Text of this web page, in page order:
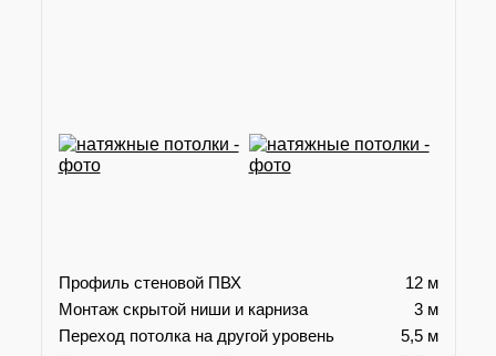
Профиль стеновой ПВХ
12 м
Монтаж скрытой ниши и карниза
3 м
Переход потолка на другой уровень
5,5 м